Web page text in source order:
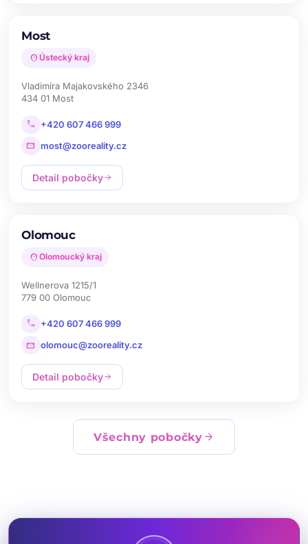
Most
location_on Ústecký kraj
Vladimíra Majakovského 2346
434 01 Most
call +420 607 466 999
mail most@zooreality.cz
Detail pobočkyarrow_forward
Olomouc
location_on Olomoucký kraj
Wellnerova 1215/1
779 00 Olomouc
call +420 607 466 999
mail olomouc@zooreality.cz
Detail pobočkyarrow_forward
Všechny pobočky arrow_forward